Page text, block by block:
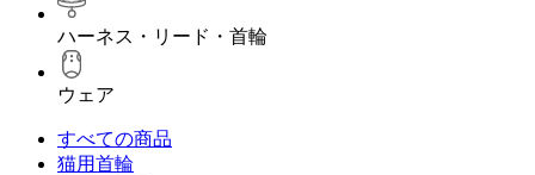
ハーネス・リード・首輪
ウェア
すべての商品
猫用首輪